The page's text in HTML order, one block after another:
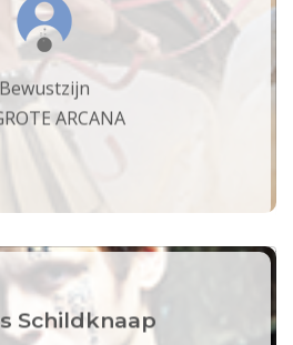
Bewustzijn
ARCANA
Schildknaap